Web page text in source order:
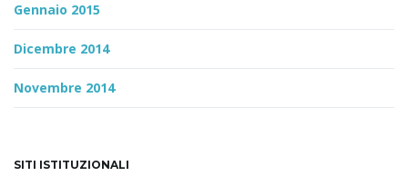
Gennaio 2015
Dicembre 2014
Novembre 2014
SITI ISTITUZIONALI